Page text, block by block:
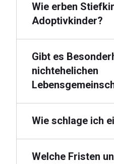
Wie erben
Adoptivkinder?
Gibt es
nichtehelichen
Wie schlage ich
Welche Fristen